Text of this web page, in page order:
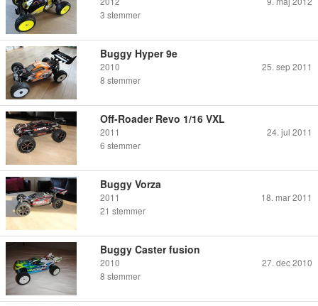
3 stemmer
Buggy Hyper 9e
2010
25. sep 2011
8 stemmer
Off-Roader Revo 1/16 VXL
2011
24. jul 2011
6 stemmer
Buggy Vorza
2011
18. mar 2011
21 stemmer
Buggy Caster fusion
2010
27. dec 2010
8 stemmer